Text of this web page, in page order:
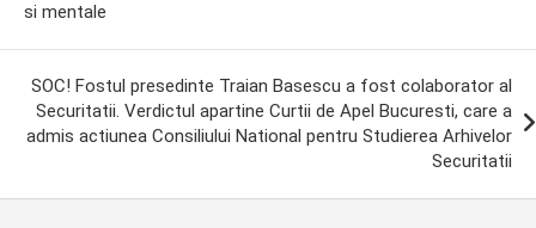
si mentale
SOC! Fostul presedinte Traian Basescu a fost colaborator al
Securitatii. Verdictul apartine Curtii de Apel Bucuresti, care a
admis actiunea Consiliului National pentru Studierea Arhivelor
Securitatii